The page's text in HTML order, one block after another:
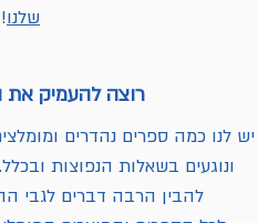
שלנו!
רוצה להעמיק את
יש לנו כמה ספרים נהדרים
ונוגעים בשאלות הנפוצות
להבין הרבה דברים לגבי